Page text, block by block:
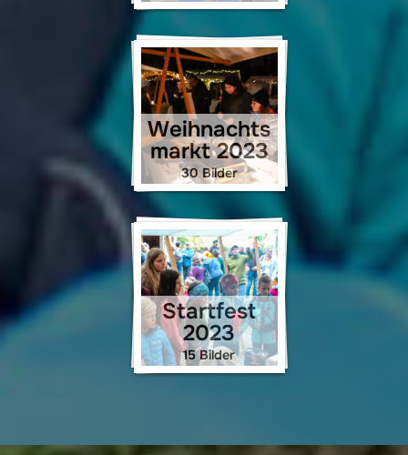
Weihnachts
markt 2023
30 Bilder
Startfest
2023
15 Bilder